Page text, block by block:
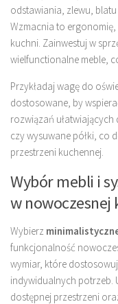
odstawiania, zlewu,
Wzmacnia to
kuchni. Zainwestuj w
wielfunctionalne meble,
Przykładaj wagę do
dostosowane, by
rozwiązań
czy wysuwane półki,
przestrzeni kuchennej.
Wybór mebli i
w nowoczesnej
Wybierz
funkcjonalność
wymiar, które
indywidualnych potrzeb.
dostępnej przestrzeni